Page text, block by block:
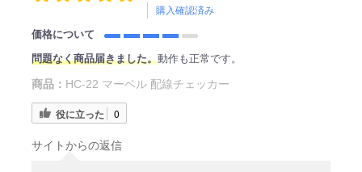
購入確認済み
価格について
問題なく商品届きました。動作も正常です。
商品： HC-22 マーベル 配線チェッカー
役に立った 0
サイトからの返信